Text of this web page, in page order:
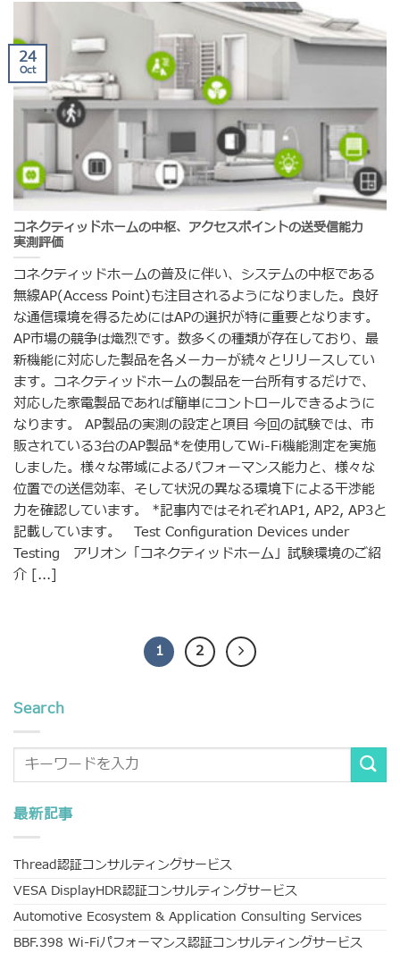
コネクティッドホームの中枢、アクセスポイントの送受信能力
実測評価
コネクティッドホームの普及に伴い、システムの中枢である
無線AP(Access Point)も注目されるようになりました。良好
な通信環境を得るためにはAPの選択が特に重要となります。
AP市場の競争は熾烈です。数多くの種類が存在しており、最
新機能に対応した製品を各メーカーが続々とリリースしてい
ます。コネクティッドホームの製品を一台所有するだけで、
対応した家電製品であれば簡単にコントロールできるように
なります。 AP製品の実測の設定と項目 今回の試験では、市
販されている3台のAP製品*を使用してWi-Fi機能測定を実施
しました。様々な帯域によるパフォーマンス能力と、様々な
位置での送信効率、そして状況の異なる環境下による干渉能
力を確認しています。 *記事内ではそれぞれAP1, AP2, AP3と
記載しています。 Test Configuration Devices under
Testing アリオン「コネクティッドホーム」試験環境のご紹
介 [...]
24
Oct
1 2
Search
最新記事
Thread認証コンサルティングサービス
VESA DisplayHDR認証コンサルティングサービス
Automotive Ecosystem & Application Consulting Services
BBF.398 Wi-Fiパフォーマンス認証コンサルティングサービス